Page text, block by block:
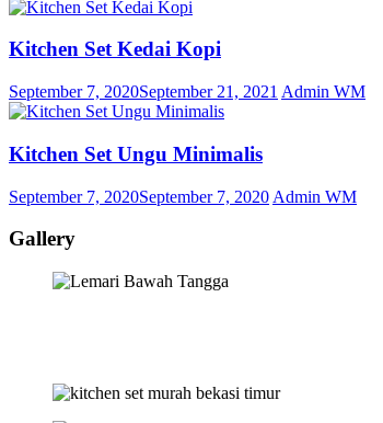
Kitchen Set Kedai Kopi
September 7, 2020September 21, 2021 Admin WM
Kitchen Set Ungu Minimalis
September 7, 2020September 7, 2020 Admin WM
Gallery